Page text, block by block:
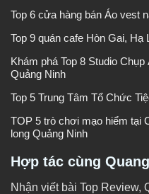
Top 6 cửa hàng bán Áo vest
Top 9 quán cafe Hòn Gai,
Khám phá Top 8 Studio
Quảng Ninh
Top 5 Trung Tâm Tổ Chức
TOP 5 trò chơi mạo hiểm tại
long Quảng Ninh
Hợp tác cùng
Nhận viết bài Top Review,